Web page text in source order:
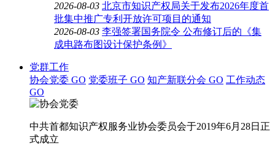
2026-08-03 北京市知识产权局关于发布2026年度首
批集中推广专利开放许可项目的通知
2026-08-03 李强签署国务院令 公布修订后的《集
成电路布图设计保护条例》
党群工作
协会党委 GO 党委班子 GO 知产新联分会 GO 工作动态
GO
中共首都知识产权服务业协会委员会于2019年6月28日正
式成立